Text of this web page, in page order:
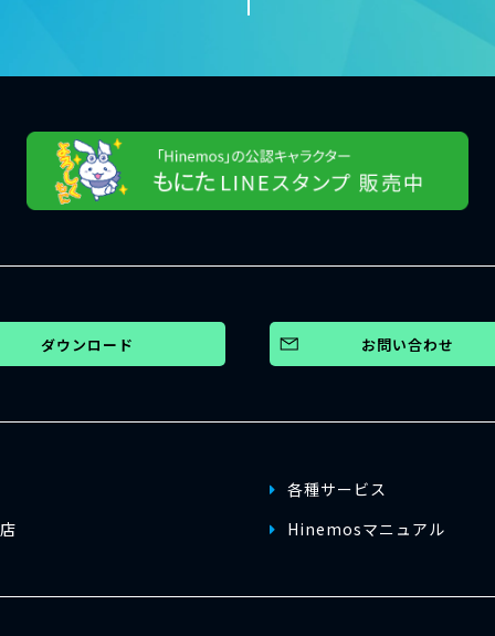
ダウンロード お問い合わせ
各種サービス
Hinemosマニュアル